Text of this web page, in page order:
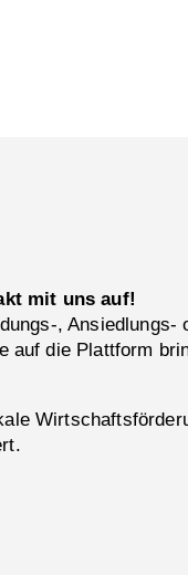
mit uns auf!
, Ansiedlungs-
auf die Plattform